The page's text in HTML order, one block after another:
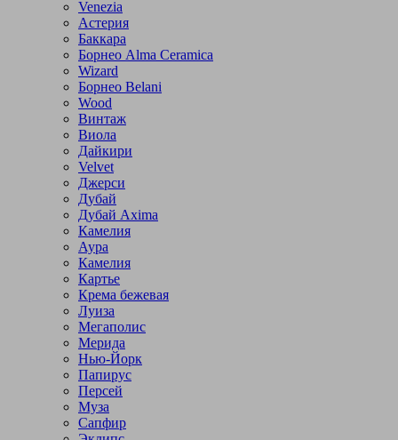
Venezia
Астерия
Баккара
Борнео Alma Ceramica
Wizard
Борнео Belani
Wood
Винтаж
Виола
Дайкири
Velvet
Джерси
Дубай
Дубай Axima
Камелия
Аура
Камелия
Картье
Крема бежевая
Луиза
Мегаполис
Мерида
Нью-Йорк
Папирус
Персей
Муза
Сапфир